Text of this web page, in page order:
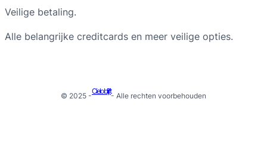
Veilige betaling.
Alle belangrijke creditcards en meer veilige opties.
© 2025 -
Cielo blijft
- Alle rechten voorbehouden